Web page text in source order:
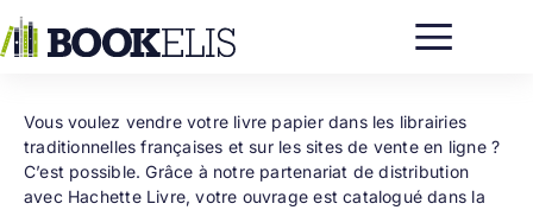
au
contenu
Vous voulez vendre votre livre papier dans les librairies
traditionnelles françaises et sur les sites de vente en ligne ?
C’est possible. Grâce à notre partenariat de distribution
avec Hachette Livre, votre ouvrage est catalogué dans la